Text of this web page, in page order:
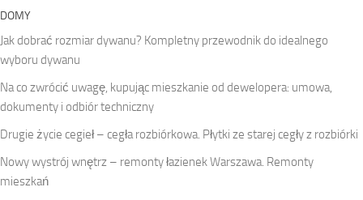
DOMY
Jak dobrać rozmiar dywanu? Kompletny przewodnik do idealnego
wyboru dywanu
Na co zwrócić uwagę, kupując mieszkanie od dewelopera: umowa,
dokumenty i odbiór techniczny
Drugie życie cegieł – cegła rozbiórkowa. Płytki ze starej cegły z rozbiórki
Nowy wystrój wnętrz – remonty łazienek Warszawa. Remonty
mieszkań